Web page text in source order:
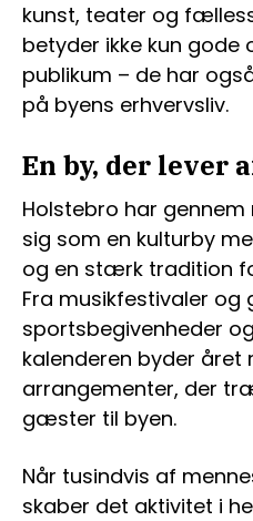
kunst, teater og
betyder ikke kun gode
publikum – de har
på byens erhvervsliv.
En by, der lever
Holstebro har
sig som en kulturby
og en stærk tradition
Fra musikfestivaler og
sportsbegivenheder
kalenderen byder året
arrangementer, der
gæster til byen.
Når tusindvis af
skaber det aktivitet i